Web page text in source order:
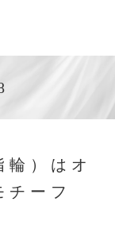
輪）はオ
チーフ